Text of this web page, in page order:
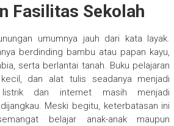
Fasilitas Sekolah
umumnya jauh dari kata layak.
berdinding bambu atau papan kayu,
serta berlantai tanah. Buku pelajaran
dan alat tulis seadanya menjadi
listrik dan internet masih menjadi
Meski begitu, keterbatasan ini
belajar anak-anak maupun